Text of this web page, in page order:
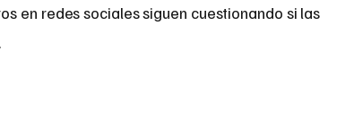
en redes sociales siguen cuestionando si las